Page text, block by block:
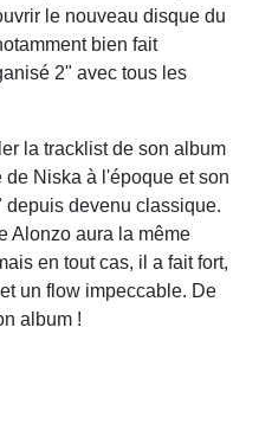
le nouveau disque du
bien fait
2" avec tous les
la tracklist de son album
Niska à l'époque et son
devenu classique.
Alonzo aura la même
en tout cas, il a fait fort,
un flow impeccable. De
album !